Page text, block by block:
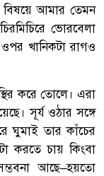
বিষয়ে আমার তেমন
ভোরবেলা
খানিকটা রাগও
করে তোলে। এরা
সূর্য ওঠার সঙ্গে
ঘুমাই তার কাঁচের
করতে চায় কিংবা
আছে–হয়তো